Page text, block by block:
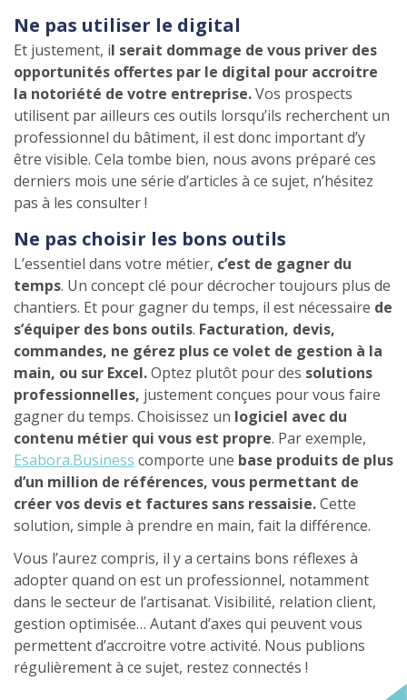
Ne pas utiliser le digital
Et justement, il serait dommage de vous priver des
opportunités offertes par le digital pour accroitre
la notoriété de votre entreprise.Vos prospects
utilisent par ailleurs ces outils lorsqu’ils recherchent un
professionnel du bâtiment, il est donc important d’y
être visible. Cela tombe bien, nous avons préparé ces
derniers mois une série d’articles à ce sujet, n’hésitez
pas à les consulter !
Ne pas choisir les bons outils
L’essentiel dans votre métier, c’est de gagner du
temps. Un concept clé pour décrocher toujours plus de
chantiers. Et pour gagner du temps, il est nécessaire de
s’équiper des bons outils. Facturation, devis,
commandes, ne gérez plus ce volet de gestion à la
main, ou sur Excel.Optez plutôt pour des solutions
professionnelles, justement conçues pour vous faire
gagner du temps. Choisissez un logiciel avec du
contenu métier qui vous est propre. Par exemple,
Esabora.Business comporte une base produits de plus
d’un million de références, vous permettant de
créer vos devis et factures sans ressaisie.Cette
solution, simple à prendre en main, fait la différence.
Vous l’aurez compris, il y a certains bons réflexes à
adopter quand on est un professionnel, notamment
dans le secteur de l’artisanat. Visibilité, relation client,
gestion optimisée… Autant d’axes qui peuvent vous
permettent d’accroitre votre activité. Nous publions
régulièrement à ce sujet, restez connectés !